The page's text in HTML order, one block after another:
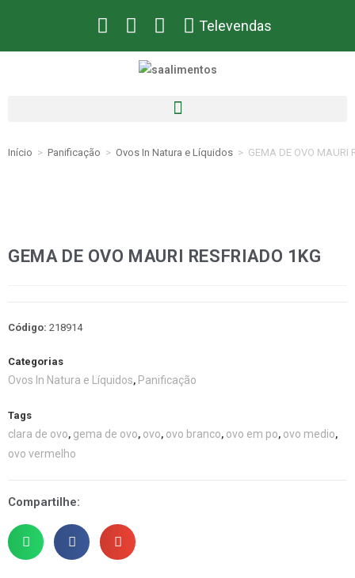
Televendas
Início > Panificação > Ovos In Natura e Líquidos > GEMA DE OVO MAURI
GEMA DE OVO MAURI RESFRIADO 1KG
Código: 218914
Categorias
Ovos In Natura e Líquidos, Panificação
Tags
clara de ovo, gema de ovo, ovo, ovo branco, ovo em po, ovo medio,
ovo vermelho
Compartilhe: